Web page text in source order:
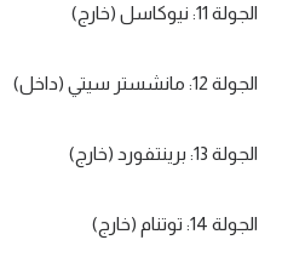
الجولة 11: نيوكاسل (خارج)
الجولة 12: مانشستر سيتي (داخل)
الجولة 13: برينتفورد (خارج)
الجولة 14: توتنام (خارج)